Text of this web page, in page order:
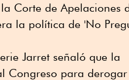
Corte de Apelaciones
la política de 'No
Jarret señaló que la
Congreso para